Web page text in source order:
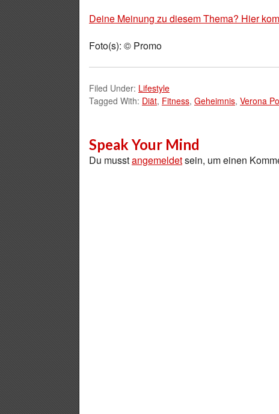
Deine Meinung zu diesem Thema? Hier
Foto(s): © Promo
Filed Under: Lifestyle
Tagged With: Diät, Fitness, Geheimnis, Verona
Speak Your Mind
Du musstangemeldetsein, um einen